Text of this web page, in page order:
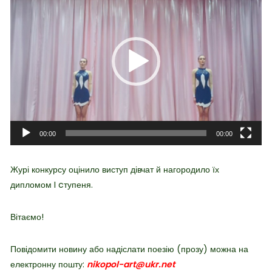
00:00 00:00
Журі конкурсу оцінило виступ дівчат й нагородило їх
дипломом I cтупеня.
Вітаємо!
Повідомити новину або надіслати поезію (прозу) можна на
електронну пошту: nikopol-art@ukr.net